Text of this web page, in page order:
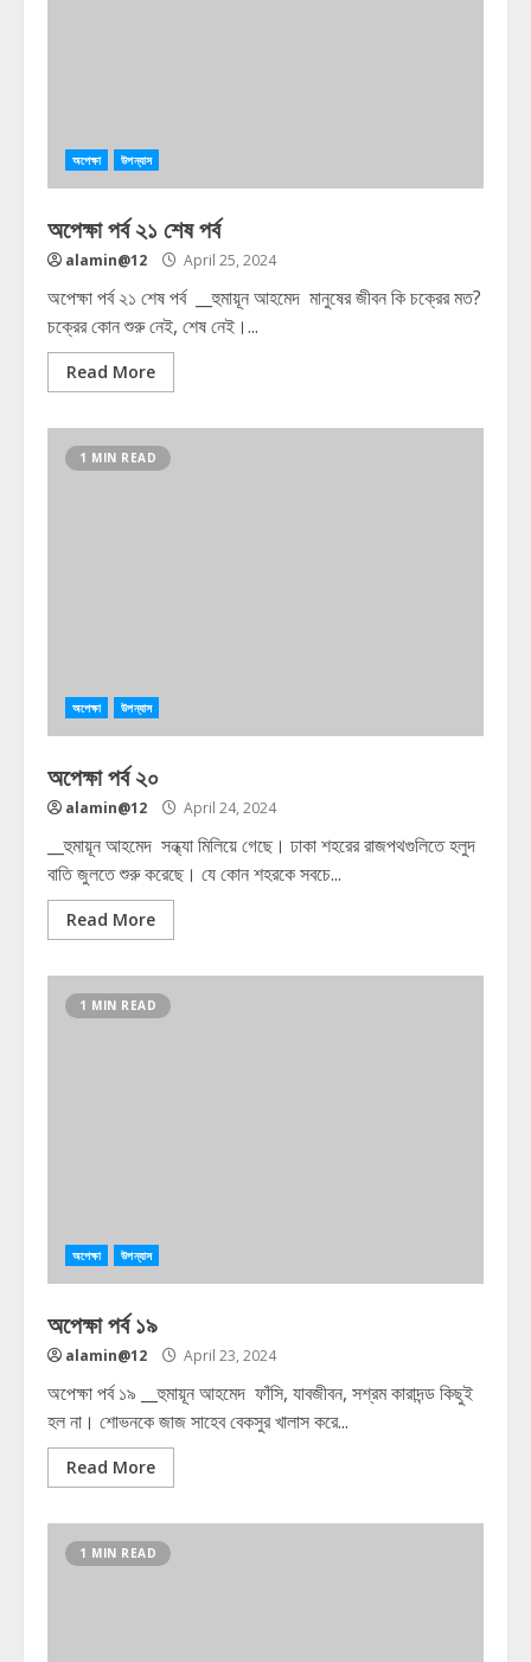
অপেক্ষা উপন্যাস
অপেক্ষা পর্ব ২১ শেষ পর্ব
alamin@12 April 25, 2024
অপেক্ষা পর্ব ২১ শেষ পর্ব __হুমায়ূন আহমেদ মানুষের জীবন কি চক্রের মত?
চক্রের কোন শুরু নেই, শেষ নেই।...
Read More
1 MIN READ
অপেক্ষা উপন্যাস
অপেক্ষা পর্ব ২০
alamin@12 April 24, 2024
__হুমায়ূন আহমেদ সন্ধ্যা মিলিয়ে গেছে। ঢাকা শহরের রাজপথগুলিতে হলুদ
বাতি জুলতে শুরু করেছে। যে কোন শহরকে সবচে...
Read More
1 MIN READ
অপেক্ষা উপন্যাস
অপেক্ষা পর্ব ১৯
alamin@12 April 23, 2024
অপেক্ষা পর্ব ১৯ __হুমায়ূন আহমেদ ফাঁসি, যাবজীবন, সশ্রম কারাদন্ড কিছুই
হল না। শোভনকে জাজ সাহেব বেকসুর খালাস করে...
Read More
1 MIN READ